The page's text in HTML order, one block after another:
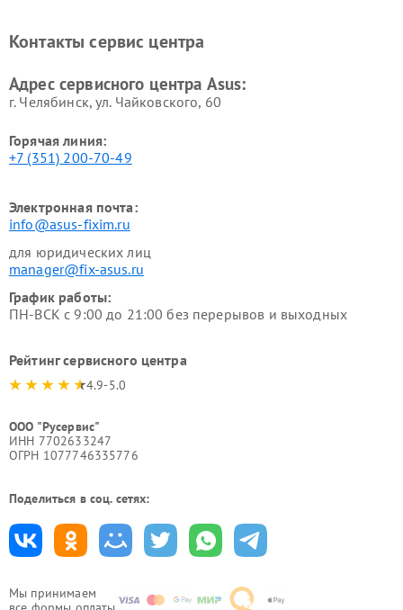
Мы принимаем
Контакты сервис центра
Адрес сервисного центра Asus:
г. Челябинск, ул. Чайковского, 60
Горячая линия:
+7 (351) 200-70-49
Электронная почта:
info@asus-fixim.ru
для юридических лиц
manager@fix-asus.ru
График работы:
ПН-ВСК с 9:00 до 21:00 без перерывов и выходных
Рейтинг сервисного центра
4.9-5.0
ООО "Русервис"
ИНН 7702633247
ОГРН 1077746335776
Поделиться в соц. сетях: